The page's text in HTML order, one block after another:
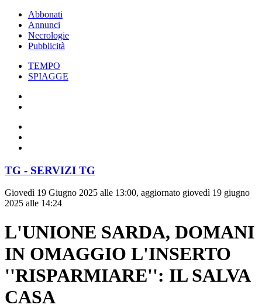
Abbonati
Annunci
Necrologie
Pubblicità
TEMPO
SPIAGGE
TG - SERVIZI TG
Giovedì 19 Giugno 2025 alle 13:00, aggiornato giovedì 19 giugno
2025 alle 14:24
L'UNIONE SARDA, DOMANI
IN OMAGGIO L'INSERTO
''RISPARMIARE'': IL SALVA
CASA